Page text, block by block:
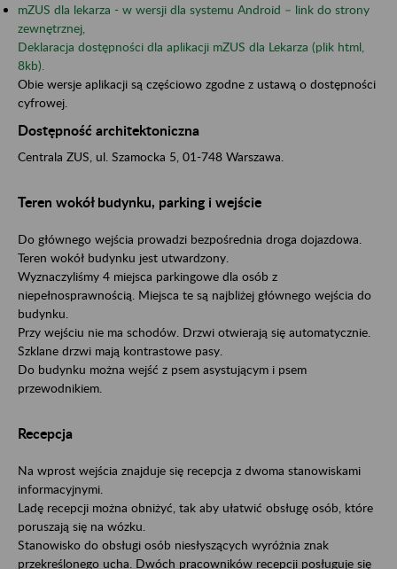
mZUS dla lekarza - w wersji dla systemu Android – link do strony
zewnętrznej,
Deklaracja dostępności dla aplikacji mZUS dla Lekarza (plik html,
8kb).
Obie wersje aplikacji są częściowo zgodne z ustawą o dostępności
cyfrowej.
Dostępność architektoniczna
Centrala ZUS, ul. Szamocka 5, 01-748 Warszawa.
Teren wokół budynku, parking i wejście
Do głównego wejścia prowadzi bezpośrednia droga dojazdowa.
Teren wokół budynku jest utwardzony.
Wyznaczyliśmy 4 miejsca parkingowe dla osób z
niepełnosprawnością. Miejsca te są najbliżej głównego wejścia do
budynku.
Przy wejściu nie ma schodów. Drzwi otwierają się automatycznie.
Szklane drzwi mają kontrastowe pasy.
Do budynku można wejść z psem asystującym i psem
przewodnikiem.
Recepcja
Na wprost wejścia znajduje się recepcja z dwoma stanowiskami
informacyjnymi.
Ladę recepcji można obniżyć, tak aby ułatwić obsługę osób, które
poruszają się na wózku.
Stanowisko do obsługi osób niesłyszących wyróżnia znak
przekreślonego ucha. Dwóch pracowników recepcji posługuje się